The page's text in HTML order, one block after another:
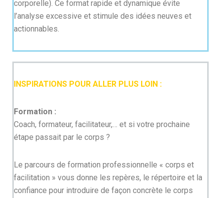
corporelle). Ce format rapide et dynamique évite
l’analyse excessive et stimule des idées neuves et
actionnables.
INSPIRATIONS POUR ALLER PLUS LOIN :
Formation :
Coach, formateur, facilitateur,… et si votre prochaine
étape passait par le corps ?
Le parcours de formation professionnelle « corps et
facilitation » vous donne les repères, le répertoire et la
confiance pour introduire de façon concrète le corps